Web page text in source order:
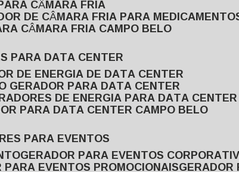
CÂMARA FRIA
DE CÂMARA FRIA PARA
CÂMARA FRIA CAMPO BELO
PARA DATA CENTER
DE ENERGIA DE DATA CENTER
GERADOR PARA DATA CENTER
DE ENERGIA PARA DATA CENTER
PARA DATA CENTER CAMPO BELO
PARA EVENTOS
GERADOR PARA EVENTOS
PARA EVENTOS PROMOCIONAIS